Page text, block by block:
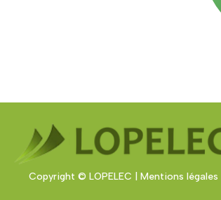
Copyright © LOPELEC | Mentions légales